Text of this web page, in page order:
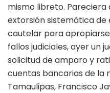
mismo libreto. Pareciera
extorsión sistemática
cautelar para
fallos judiciales, ayer un
solicitud de amparo y
cuentas bancarias de la
Tamaulipas, Francisco